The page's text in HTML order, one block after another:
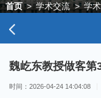
首页 > 学术交流 > 学
魏屹东教授做客第
时间：2026-04-24 14:04:08